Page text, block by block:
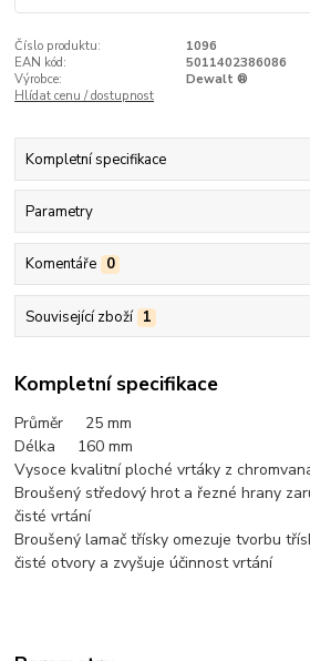
Číslo produktu:
1096
EAN kód:
5011402386086
Výrobce:
Dewalt ®
Hlídat cenu / dostupnost
Kompletní specifikace
Parametry
Komentáře 0
Související zboží 1
Kompletní specifikace
Průměr 25 mm
Délka 160 mm
Vysoce kvalitní ploché vrtáky z
Broušený středový hrot a řezné hrany
čisté vrtání
Broušený lamač třísky omezuje tvorbu
čisté otvory a zvyšuje účinnost vrtání